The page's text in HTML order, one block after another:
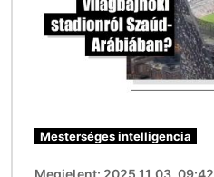
Mesterséges intelligencia
Megjelent: 2025.11.03, 09:42